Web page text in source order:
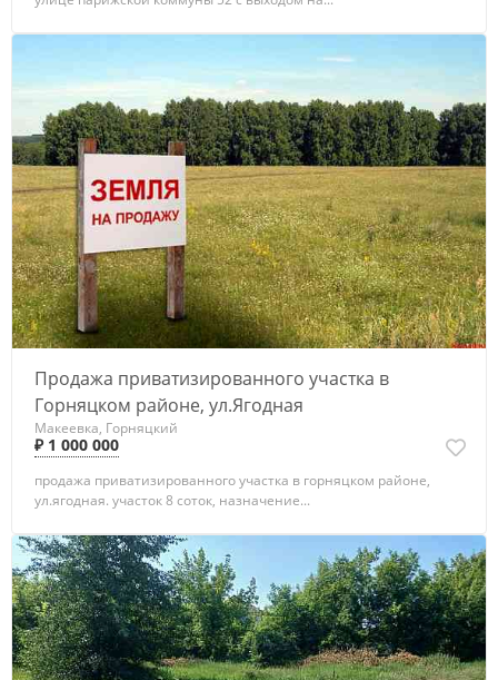
Продажа приватизированного участка в
Горняцком районе, ул.Ягодная
Макеевка, Горняцкий
₽ 1 000 000
продажа приватизированного участка в горняцком районе,
ул.ягодная. участок 8 соток, назначение...